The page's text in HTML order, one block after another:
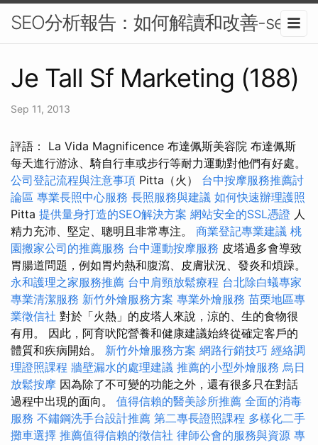
SEO分析報告：如何解讀和改善-seo
Je Tall Sf Marketing (188)
Sep 11, 2013
評語： La Vida Magnificence 布達佩斯美容院 布達佩斯
每天進行游泳、騎自行車或步行等耐力運動對他們有好處。
公司登記流程與注意事項 Pitta（火） 台中按摩服務推薦討
論區 專業長照中心服務 長照服務與建議 如何快速辦理護照
Pitta 提供量身打造的SEO解決方案 網站安全的SSL憑證 人
精力充沛、堅定、聰明且非常專注。 商業登記專業建議 桃
園搬家公司的推薦服務 台中運動按摩服務 皮塔過多會導致
胃腸道問題，例​​如胃灼熱和腹瀉、皮膚狀況、發炎和煩躁。
永和護理之家服務推薦 台中肩頸放鬆療程 台北除白蟻專家
專業清潔服務 新竹外燴服務方案 專業外燴服務 苗栗地區專
業徵信社 對於「火熱」的皮塔人來說，涼的、生的食物很
有用。 因此，阿育吠陀營養和健康建議始終從確定客戶的
體質和疾病開始。 新竹外燴服務方案 網路行銷技巧 經絡調
理證照課程 牆壁漏水的處理建議 推薦的小型外燴服務 烏日
放鬆按摩 因為除了不可變的功能之外，還有很多只在對話
過程中出現的面向。 值得信賴的醫美診所推薦 全面的消毒
服務 不鏽鋼洗手台設計推薦 第二專長證照課程 多樣化二手
攤車選擇 推薦值得信賴的徵信社 律師公會的服務與資源 專